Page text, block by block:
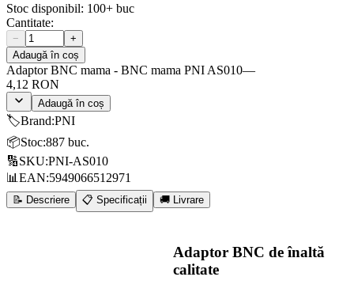
Stoc disponibil: 100+ buc
Cantitate:
−
+
Adaugă în coș
Adaptor BNC mama - BNC mama PNI AS010—
4,12 RON
Adaugă în coș
🏷️Brand:PNI
📦Stoc:887 buc.
🔢SKU:PNI-AS010
📊 EAN:5949066512971
📝 Descriere 📋 Specificații 🚚 Livrare
Adaptor BNC de înaltă
calitate